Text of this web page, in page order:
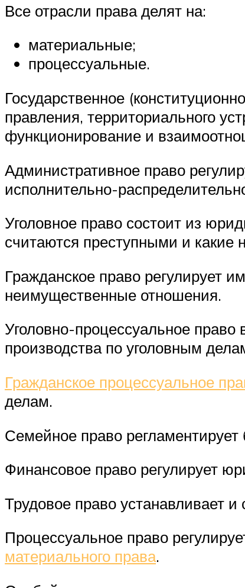
Все отрасли права делят на:
материальные;
процессуальные.
Государственное
правления, территориального
функционирование и
Административное право
исполнительно-
Уголовное право состоит из
считаются преступными и какие
Гражданское право регулирует
неимущественные отношения.
Уголовно-процессуальное
производства по уголовным
Гражданское процессуальное
делам.
Семейное право
Финансовое право регулирует
Трудовое право устанавливает
Процессуальное право
материального права.